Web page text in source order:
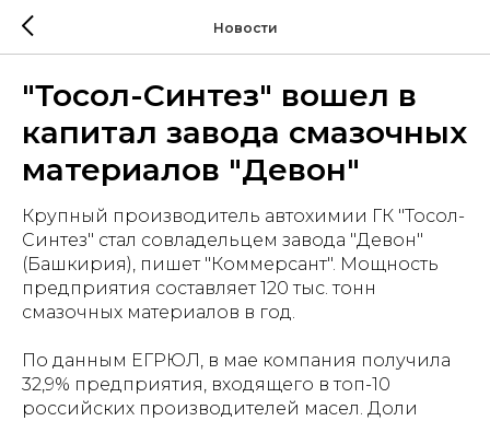
Новости
"Тосол-Синтез" вошел в
капитал завода смазочных
материалов "Девон"
Крупный производитель автохимии ГК "Тосол-
Синтез" стал совладельцем завода "Девон"
(Башкирия), пишет "Коммерсант". Мощность
предприятия составляет 120 тыс. тонн
смазочных материалов в год.
По данным ЕГРЮЛ, в мае компания получила
32,9% предприятия, входящего в топ-10
российских производителей масел. Доли